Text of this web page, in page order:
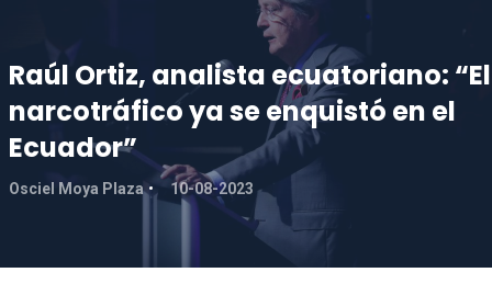
Raúl Ortiz, analista ecuatoriano: “El
narcotráfico ya se enquistó en el
Ecuador”
Osciel Moya Plaza 10-08-2023